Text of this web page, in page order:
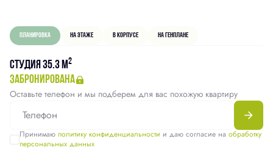
Планировка На этаже В корпусе На генплане
Студия 35.3 м2
забронирована
Оставьте телефон и мы подберем для вас похожую квартиру
Принимаю политику конфиденциальности и даю согласие на обработку
персональных данных